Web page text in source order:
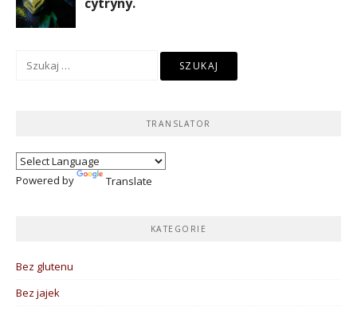
Szukaj:
TRANSLATOR
Powered by Translate
KATEGORIE
Bez glutenu
Bez jajek